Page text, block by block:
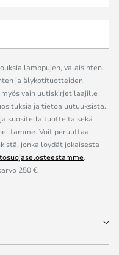
lamppujen, valaisinten,
ja älykotituotteiden
vain uutiskirjetilaajille
ja tietoa uutuuksista.
suositella tuotteita sekä
Voit peruuttaa
jonka löydät jokaisesta
.
250 €.